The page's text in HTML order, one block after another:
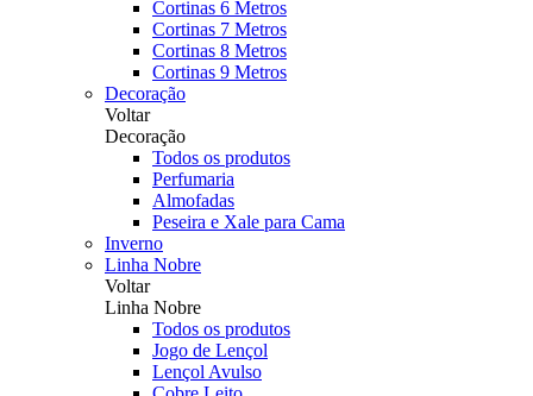
Cortinas 6 Metros
Cortinas 7 Metros
Cortinas 8 Metros
Cortinas 9 Metros
Decoração
Voltar
Decoração
Todos os produtos
Perfumaria
Almofadas
Peseira e Xale para Cama
Inverno
Linha Nobre
Voltar
Linha Nobre
Todos os produtos
Jogo de Lençol
Lençol Avulso